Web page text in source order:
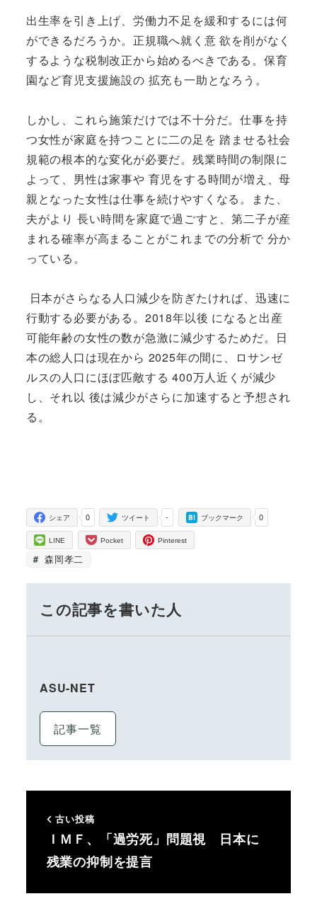
出生率を引き上げ、労働力不足を緩和するには何
ができるだろうか。正規職へ就く意 欲を削がなく
するような税制改正から始めるべきである。保育
園など育児支援施設の 拡充も一助となろう。
しかし、これら施策だけでは不十分だ。仕事を持
つ女性が家庭を持つことに二の足を 踏ませる社会
規範の根本的な変化が必要だ。残業時間の制限に
よって、男性は家事や 育児をする時間が増え、母
親となった女性は仕事を続けやすくなる。また、
夫がより 長い時間を家庭で過ごすと、第二子が産
まれる確率が高まることがこれまでの分析で 分か
っている。
日本がさらなる人口減少を防ぎたければ、迅速に
行動する必要がある。2018年以後 になると出産
可能年齢の女性の数が急激に減少するためだ。日
本の総人口は現在から 2025年の間に、ロサンゼ
ルスの人口にほぼ匹敵する 400万人近くが減少
し、それ以 後は減少がさらに加速すると予想され
る。
0
シェア -
ツイート 0
ブックマーク
LINE Pocket Pinterest
森岡孝二
この記事を書いた人
ASU-NET
記事一覧
古い投稿
ＩＭＦ、「過労死」問題視 日本に
残業の抑制を提言